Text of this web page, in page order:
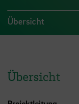
Übersicht
Übersicht